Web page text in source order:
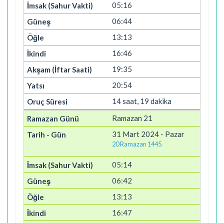
05:16
06:44
13:13
16:46
19:35
20:54
14 saat, 19 dakika
Ramazan 21
31 Mart 2024 - Pazar
20 Ramazan 1445
05:14
06:42
13:13
16:47